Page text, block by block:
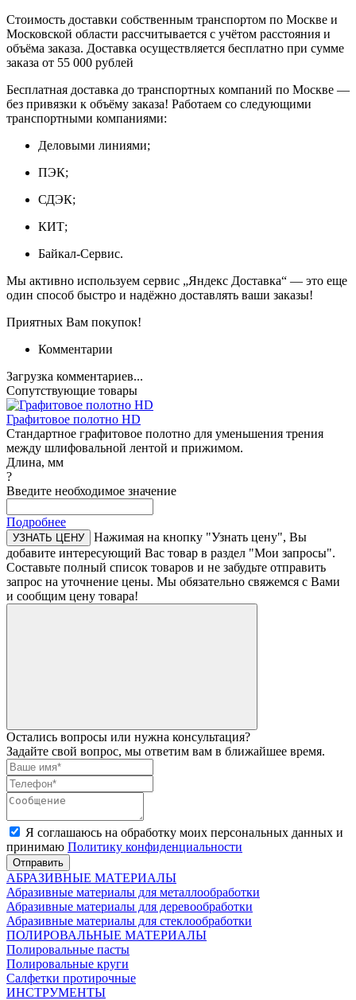
Стоимость доставки собственным транспортом по Москве и
Московской области рассчитывается с учётом расстояния и
объёма заказа. Доставка осуществляется бесплатно при сумме
заказа от 55 000 рублей
Бесплатная доставка до транспортных компаний по Москве —
без привязки к объёму заказа! Работаем со следующими
транспортными компаниями:
Деловыми линиями;
ПЭК;
СДЭК;
КИТ;
Байкал-Сервис.
Мы активно используем сервис „Яндекс Доставка“ — это еще
один способ быстро и надёжно доставлять ваши заказы!
Приятных Вам покупок!
Комментарии
Загрузка комментариев...
Сопутствующие товары
Графитовое полотно HD
Стандартное графитовое полотно для уменьшения трения
между шлифовальной лентой и прижимом.
Длина, мм
?
Введите необходимое значение
Подробнее
УЗНАТЬ ЦЕНУ
Нажимая на кнопку "Узнать цену", Вы
добавите интересующий Вас товар в раздел "Мои запросы".
Составьте полный список товаров и не забудьте отправить
запрос на уточнение цены. Мы обязательно свяжемся с Вами
и сообщим цену товара!
Остались вопросы или нужна консультация?
Задайте свой вопрос, мы ответим вам в ближайшее время.
Я соглашаюсь на обработку моих персональных данных и
принимаю Политику конфиденциальности
Отправить
АБРАЗИВНЫЕ МАТЕРИАЛЫ
Абразивные материалы для металлообработки
Абразивные материалы для деревообработки
Абразивные материалы для стеклообработки
ПОЛИРОВАЛЬНЫЕ МАТЕРИАЛЫ
Полировальные пасты
Полировальные круги
Салфетки протирочные
ИНСТРУМЕНТЫ